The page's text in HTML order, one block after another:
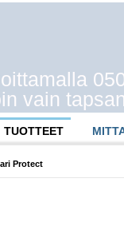
vain
TUOTTEET
Protect